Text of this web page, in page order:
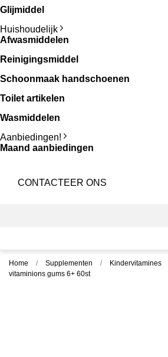
Glijmiddel
Huishoudelijk
Afwasmiddelen
Reinigingsmiddel
Schoonmaak handschoenen
Toilet artikelen
Wasmiddelen
Aanbiedingen!
Maand aanbiedingen
CONTACTEER ONS
Home Supplementen Kindervitamines
vitaminions gums 6+ 60st